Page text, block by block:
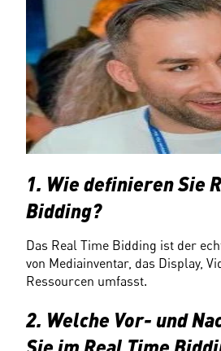
1. Wie definieren Sie
Bidding?
Das Real Time Bidding ist der
von Mediainventar, das Display,
Ressourcen umfasst.
2. Welche Vor- und